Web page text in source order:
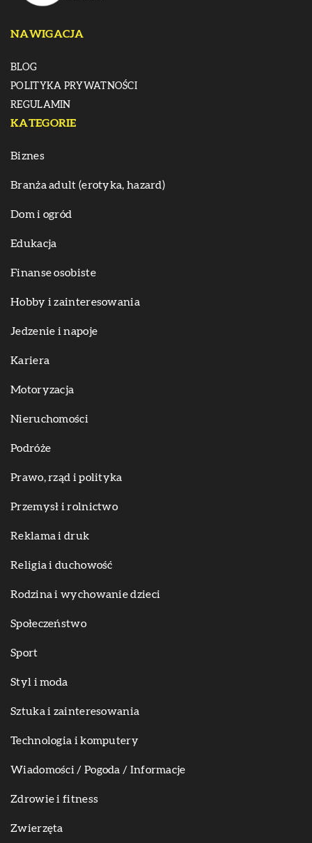
NAWIGACJA
BLOG
POLITYKA PRYWATNOŚCI
REGULAMIN
KATEGORIE
Biznes
Branża adult (erotyka, hazard)
Dom i ogród
Edukacja
Finanse osobiste
Hobby i zainteresowania
Jedzenie i napoje
Kariera
Motoryzacja
Nieruchomości
Podróże
Prawo, rząd i polityka
Przemysł i rolnictwo
Reklama i druk
Religia i duchowość
Rodzina i wychowanie dzieci
Społeczeństwo
Sport
Styl i moda
Sztuka i zainteresowania
Technologia i komputery
Wiadomości / Pogoda / Informacje
Zdrowie i fitness
Zwierzęta